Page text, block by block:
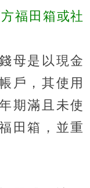
福田箱或社
母是以現金
戶，其使用
期滿且未使
田箱，並重